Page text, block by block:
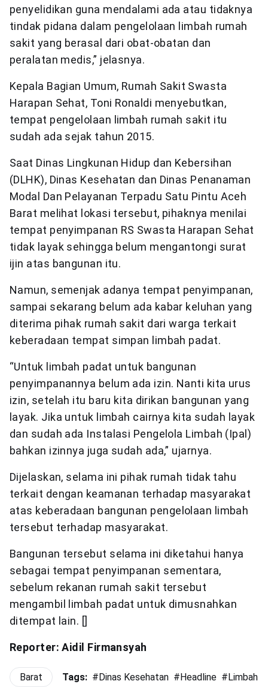
penyelidikan guna mendalami ada atau tidaknya
tindak pidana dalam pengelolaan limbah rumah
sakit yang berasal dari obat-obatan dan
peralatan medis,” jelasnya.
Kepala Bagian Umum, Rumah Sakit Swasta
Harapan Sehat, Toni Ronaldi menyebutkan,
tempat pengelolaan limbah rumah sakit itu
sudah ada sejak tahun 2015.
Saat Dinas Lingkunan Hidup dan Kebersihan
(DLHK), Dinas Kesehatan dan Dinas Penanaman
Modal Dan Pelayanan Terpadu Satu Pintu Aceh
Barat melihat lokasi tersebut, pihaknya menilai
tempat penyimpanan RS Swasta Harapan Sehat
tidak layak sehingga belum mengantongi surat
ijin atas bangunan itu.
Namun, semenjak adanya tempat penyimpanan,
sampai sekarang belum ada kabar keluhan yang
diterima pihak rumah sakit dari warga terkait
keberadaan tempat simpan limbah padat.
“Untuk limbah padat untuk bangunan
penyimpanannya belum ada izin. Nanti kita urus
izin, setelah itu baru kita dirikan bangunan yang
layak. Jika untuk limbah cairnya kita sudah layak
dan sudah ada Instalasi Pengelola Limbah (Ipal)
bahkan izinnya juga sudah ada,” ujarnya.
Dijelaskan, selama ini pihak rumah tidak tahu
terkait dengan keamanan terhadap masyarakat
atas keberadaan bangunan pengelolaan limbah
tersebut terhadap masyarakat.
Bangunan tersebut selama ini diketahui hanya
sebagai tempat penyimpanan sementara,
sebelum rekanan rumah sakit tersebut
mengambil limbah padat untuk dimusnahkan
ditempat lain. []
Reporter: Aidil Firmansyah
Barat Tags: # Dinas Kesehatan # Headline # Limbah